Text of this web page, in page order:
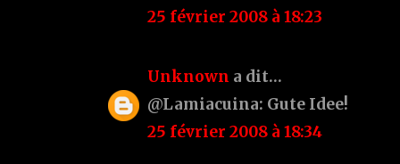
25 février 2008 à 18:23
Unknown a dit…
@Lamiacuina: Gute Idee!
25 février 2008 à 18:34